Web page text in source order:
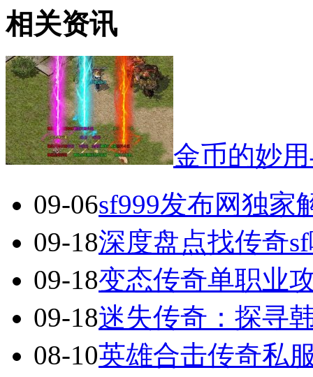
相关资讯
金币的妙
09-06sf999发布网独家
09-18深度盘点找传奇
09-18变态传奇单职业
09-18迷失传奇：探寻
08-10英雄合击传奇私